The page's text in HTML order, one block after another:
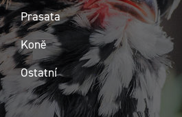
Prasata
Koně
Ostatní